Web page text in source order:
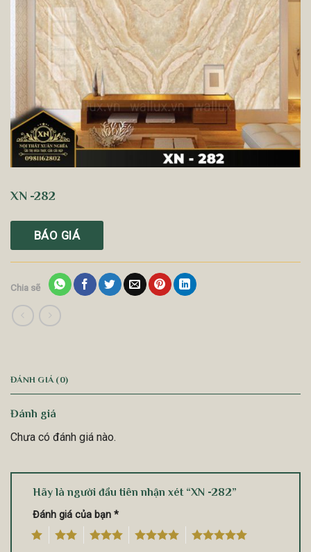
XN -282
BÁO GIÁ
Chia sẽ
ĐÁNH GIÁ (0)
Đánh giá
Chưa có đánh giá nào.
Hãy là người đầu tiên nhận xét “XN -282”
Đánh giá của bạn *
4 5